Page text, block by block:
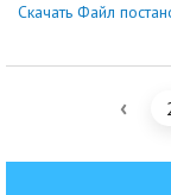
Скачать Файл
‹